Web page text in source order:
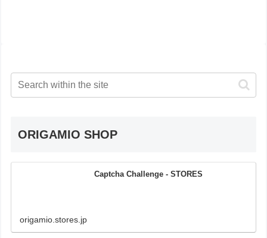
ORIGAMIO SHOP
Captcha Challenge - STORES
origamio.stores.jp